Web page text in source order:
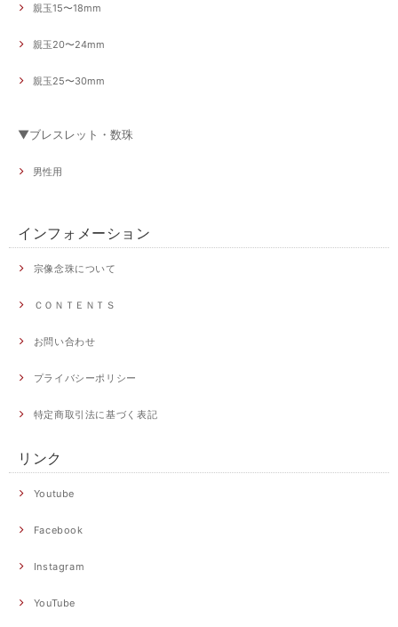
親玉15〜18mm
親玉20〜24mm
親玉25〜30mm
▼ブレスレット・数珠
男性用
インフォメーション
宗像念珠について
ＣＯＮＴＥＮＴＳ
お問い合わせ
プライバシーポリシー
特定商取引法に基づく表記
リンク
Youtube
Facebook
Instagram
YouTube